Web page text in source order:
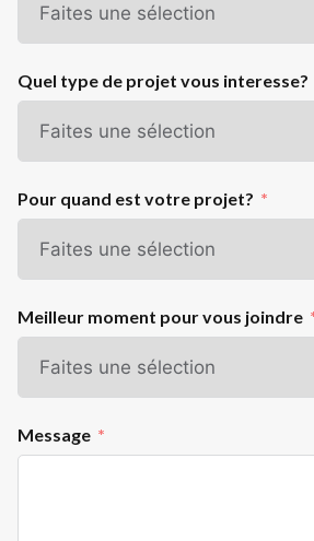
Quel type de projet vous interesse?
Pour quand est votre projet?
Meilleur moment pour vous joindre
Message